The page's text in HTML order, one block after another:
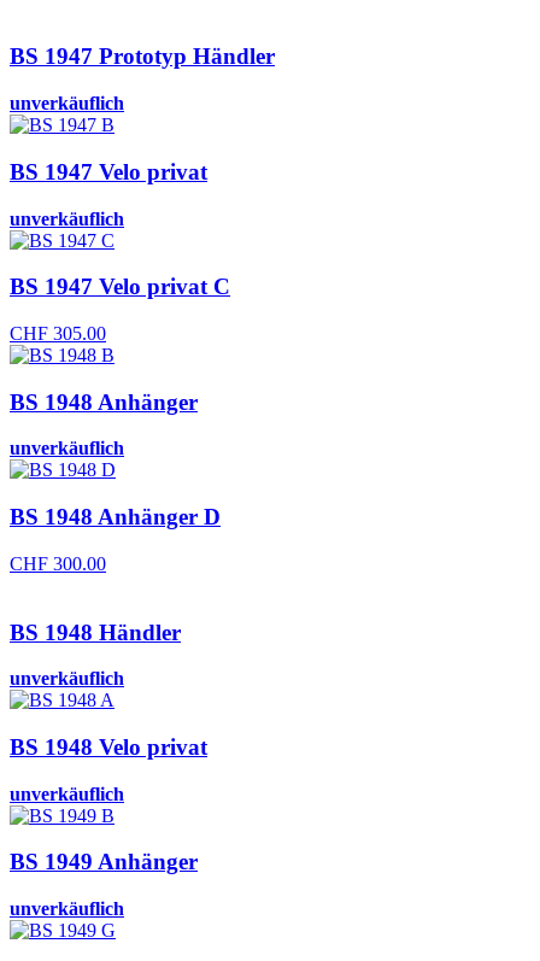
BS 1947 Prototyp Händler
unverkäuflich
BS 1947 Velo privat
unverkäuflich
BS 1947 Velo privat C
CHF 305.00
BS 1948 Anhänger
unverkäuflich
BS 1948 Anhänger D
CHF 300.00
BS 1948 Händler
unverkäuflich
BS 1948 Velo privat
unverkäuflich
BS 1949 Anhänger
unverkäuflich